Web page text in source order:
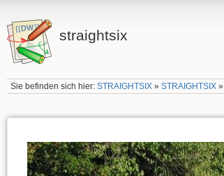
straightsix
Sie befinden sich hier: STRAIGHTSIX» STRAIGHTSIX»